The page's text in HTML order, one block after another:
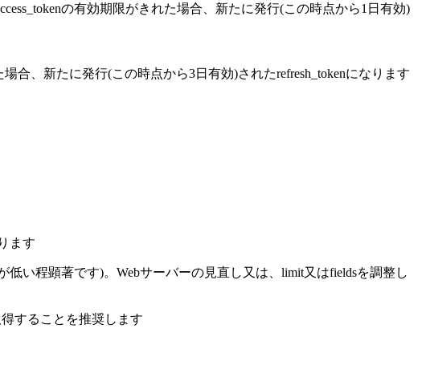
の有効期限がきれた場合、新たに発行(この時点から1日有効)
場合、新たに発行(この時点から3日有効)されたrefresh_tokenになります
ます
い程顕著です)。Webサーバーの見直し又は、limit又はfieldsを調整し
することを推奨します